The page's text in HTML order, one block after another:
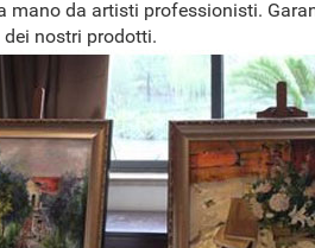
mano da artisti professionisti.
nostri prodotti.